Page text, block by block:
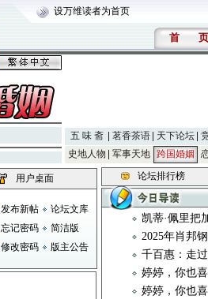
设万维读者为首页
首 页
五 味 斋 茗香茶语 天下论坛
史地人物
军事天地 跨国婚姻
用户桌面
发布新帖
论坛文库
忘记密码
简洁版
修改密码
版主公告
论坛排行榜
凯蒂·佩里把
2025年肖邦
千百惠：走
婷婷，你也
婷婷，你也